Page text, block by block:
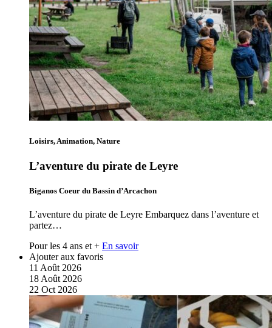
Loisirs, Animation, Nature
L’aventure du pirate de Leyre
Biganos Coeur du Bassin d’Arcachon
L’aventure du pirate de Leyre Embarquez dans l’aventure et
partez…
Pour les 4 ans et + En savoir
Ajouter aux favoris
11 Août 2026
18 Août 2026
22 Oct 2026